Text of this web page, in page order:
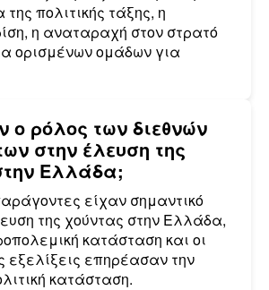
της πολιτικής τάξης, η
η αναταραχή στον στρατό
ορισμένων ομάδων για
ο ρόλος των διεθνών
στην έλευση της
Ελλάδα;
είχαν σημαντικό
της χούντας στην Ελλάδα,
κατάσταση και οι
εξελίξεις επηρέασαν την
κατάσταση.